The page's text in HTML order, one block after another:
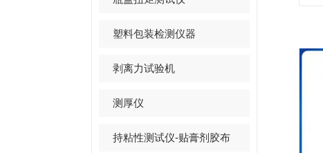
塑料包装检测仪器
剥离力试验机
测厚仪
持粘性测试仪-贴膏剂胶布